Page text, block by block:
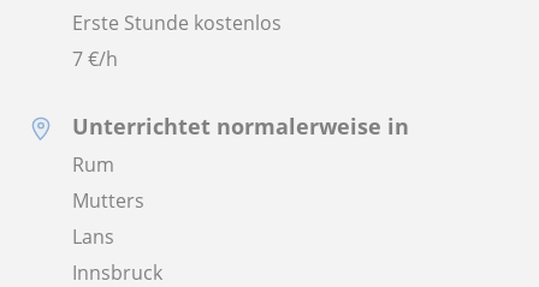
Erste Stunde kostenlos
7€/h
Unterrichtet normalerweise in
Rum
Mutters
Lans
Innsbruck